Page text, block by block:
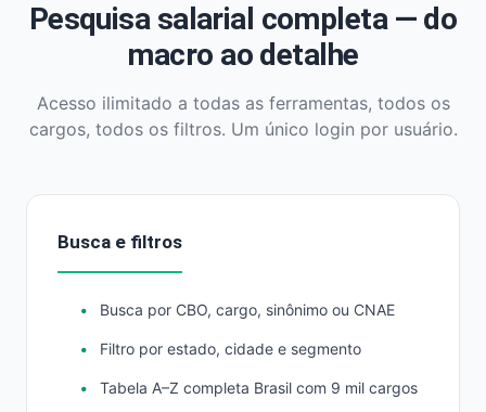
Pesquisa salarial completa — do
macro ao detalhe
Acesso ilimitado a todas as ferramentas, todos os
cargos, todos os filtros. Um único login por usuário.
Busca e filtros
Busca por CBO, cargo, sinônimo ou CNAE
Filtro por estado, cidade e segmento
Tabela A–Z completa Brasil com 9 mil cargos